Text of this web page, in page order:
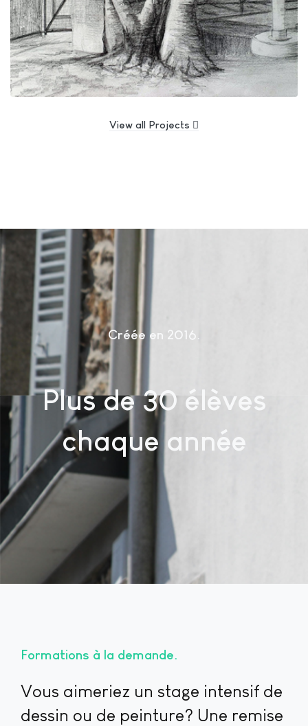
View all Projects
Créée en 2016
Plus de 30 élèves
chaque année
Formations à la demande
Vous aimeriez un stage intensif de
dessin ou de peinture? Une remise